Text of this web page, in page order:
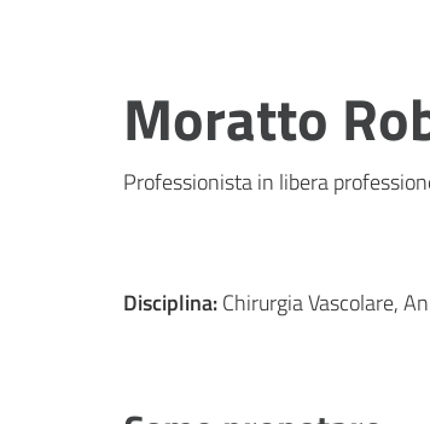
Moratto
Professionista in libera
Disciplina:Chirurgia Vascolare,